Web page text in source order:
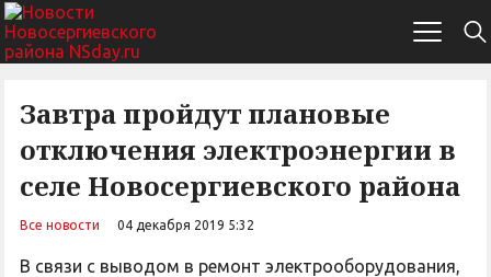
Завтра пройдут плановые
отключения электроэнергии в
селе Новосергиевского района
Все новости 04 декабря 2019 5:32
В связи с выводом в ремонт электрооборудования,